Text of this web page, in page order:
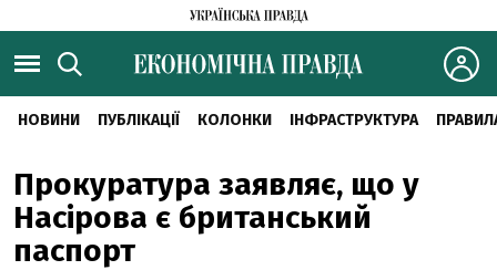
НОВИНИ ПУБЛІКАЦІЇ КОЛОНКИ ІНФРАСТРУКТУРА
Прокуратура заявляє, що у
Насірова є британський
паспорт